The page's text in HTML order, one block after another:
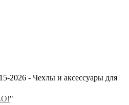
2026 - Чехлы и аксессуары для
"